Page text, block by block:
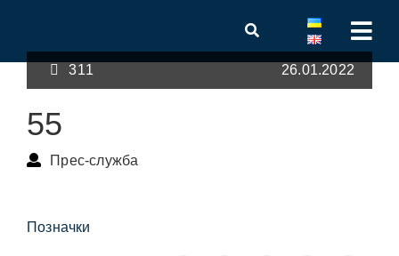
311 26.01.2022
55
Прес-служба
Позначки